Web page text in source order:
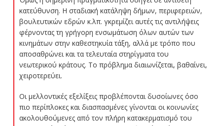
κατεύθυνση. Η σταδιακή κατάληψη δήμων, περιφερειών,
βουλευτικών εδρών κ.λπ. γκρεμίζει αυτές τις αντιλήψεις
φέρνοντας τη γρήγορη ενσωμάτωση όλων αυτών των
κινημάτων στην καθεστηκυία τάξη, αλλά με τρόπο που
αποσαθρώνει και τα τελευταία στηρίγματα του
νεωτερικού κράτους. Το πρόβλημα διαιωνίζεται, βαθαίνει,
χειροτερεύει.
Οι μελλοντικές εξελίξεις προβλέπονται δυσοίωνες όσο
πιο περίπλοκες και διασπασμένες γίνονται οι κοινωνίες
ακολουθούμενες από τον πλήρη κατακερματισμό του